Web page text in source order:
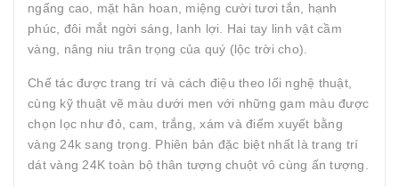
ngẩng cao, mặt hân hoan, miệng cười tươi tắn, hạnh
phúc, đôi mắt ngời sáng, lanh lợi. Hai tay linh vật cầm
vàng, nâng niu trân trọng của quý (lộc trời cho).
Chế tác được trang trí và cách điệu theo lối nghệ thuật,
cùng kỹ thuật vẽ màu dưới men với những gam màu được
chọn lọc như đỏ, cam, trắng, xám và điểm xuyết bằng
vàng 24k sang trọng. Phiên bản đặc biệt nhất là trang trí
dát vàng 24K toàn bộ thân tượng chuột vô cùng ấn tượng.